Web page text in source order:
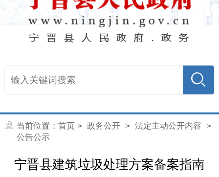
当前位置： 首页 > 政务公开> 法定主动公开内容 >
公告公示
宁晋县建筑垃圾处理方案备案指南